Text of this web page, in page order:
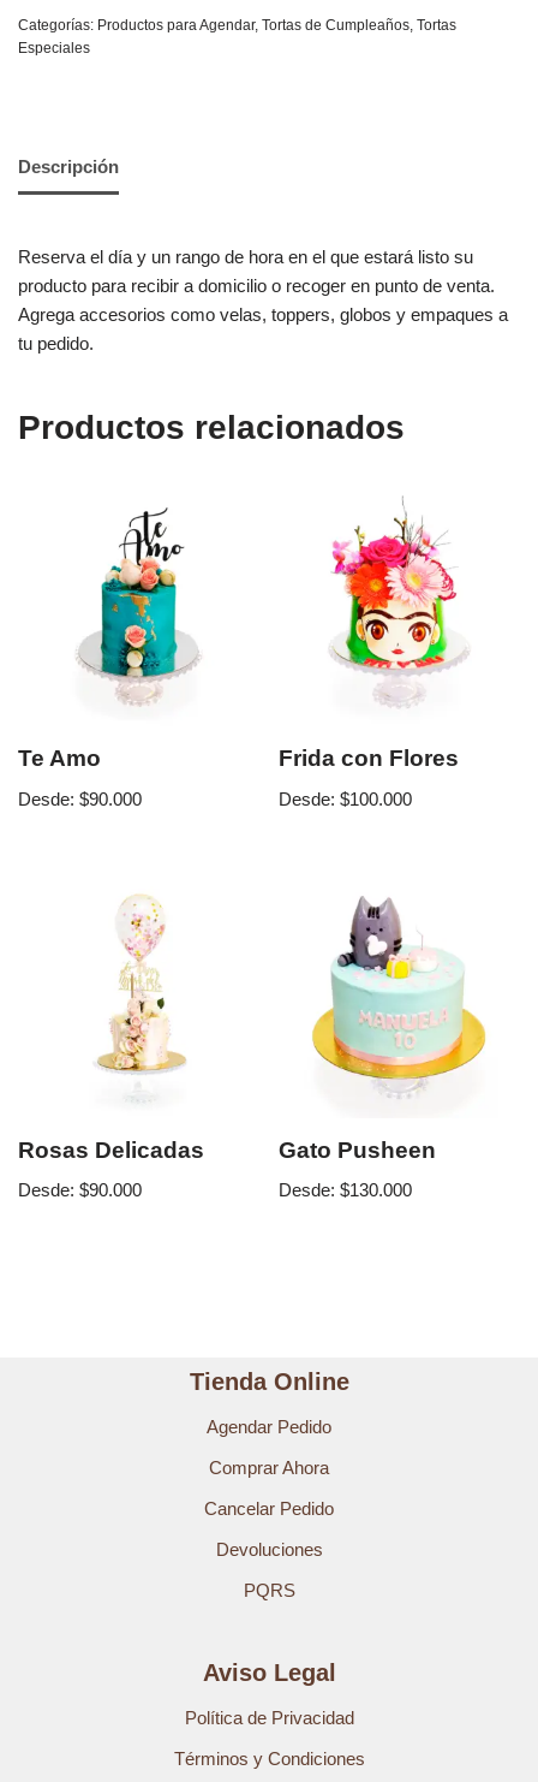
Categorías: Productos para Agendar, Tortas de Cumpleaños Tortas
Especiales
Descripción
Reserva el día y un rango de hora en el que estará listo su
producto para recibir a domicilio o recoger en punto de venta.
Agrega accesorios como velas, toppers, globos y empaques a
tu pedido.
Productos relacionados
Te Amo
Desde: $90.000
Frida con Flores
Desde:$100.000
Rosas Delicadas
Desde: $90.000
Gato Pusheen
Desde:$130.000
Tienda Online
Agendar Pedido
Comprar Ahora
Cancelar Pedido
Devoluciones
PQRS
Aviso Legal
Política de Privacidad
Términos y Condiciones